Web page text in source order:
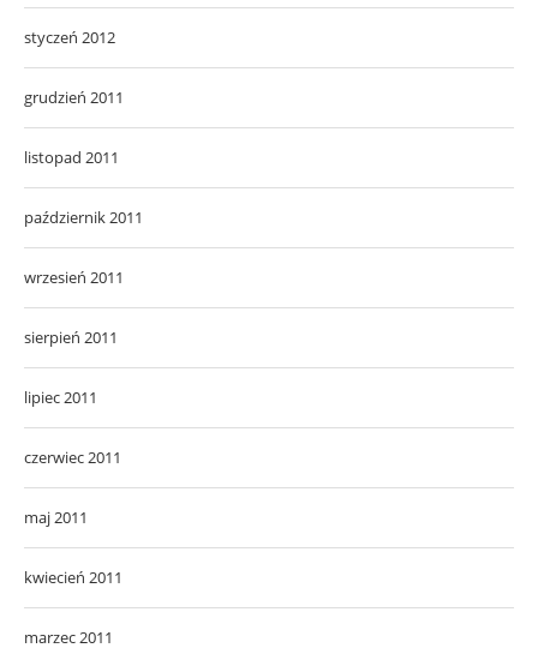
styczeń 2012
grudzień 2011
listopad 2011
październik 2011
wrzesień 2011
sierpień 2011
lipiec 2011
czerwiec 2011
maj 2011
kwiecień 2011
marzec 2011